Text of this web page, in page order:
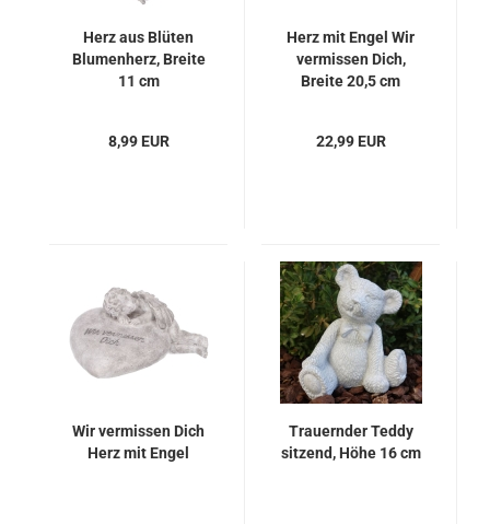
Herz aus Blüten
Blumenherz, Breite
11 cm
8,99 EUR
Herz mit Engel Wir
vermissen Dich,
Breite 20,5 cm
22,99 EUR
Wir vermissen Dich
Herz mit Engel
Trauernder Teddy
sitzend, Höhe 16 cm